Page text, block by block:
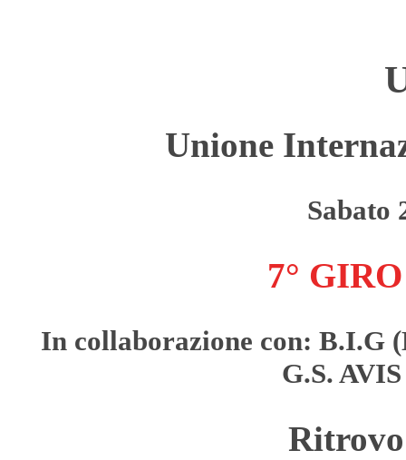
Unione
Sabato
7°
In collaborazione con: B.I.G
G.S. AVIS